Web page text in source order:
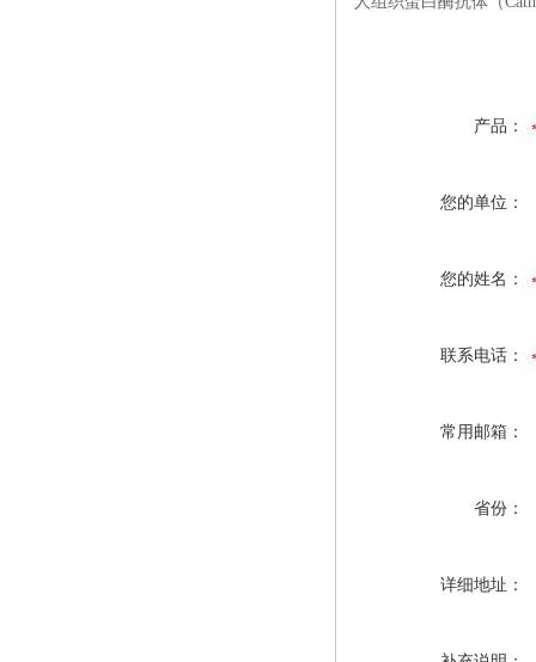
产品：
您的单位：
您的姓名：
联系电话：
常用邮箱：
省份：
详细地址：